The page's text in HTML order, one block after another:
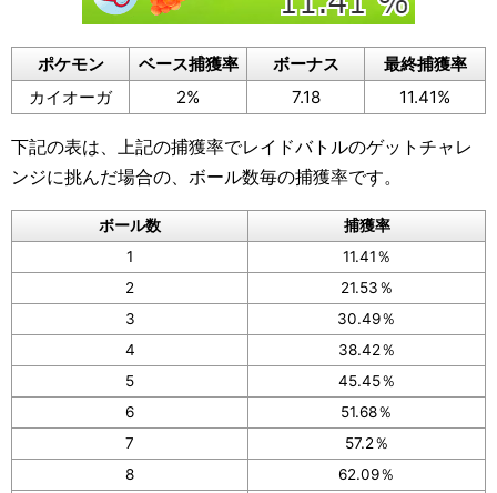
ポケモン ベース捕獲率 ボーナス
最終捕獲率
カイオーガ
2% 7.18 11.41%
下記の表は、上記の捕獲率でレイドバトルのゲットチャレ
ンジに挑んだ場合の、ボール数毎の捕獲率です。
ボール数
捕獲率
1
11.41％
2
21.53％
3
30.49％
4
38.42％
5
45.45％
6
51.68％
7
57.2％
8
62.09％